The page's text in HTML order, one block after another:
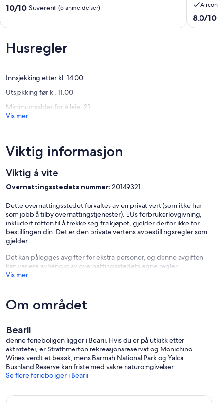
Melbourne
10.0
(5
anmeldelser)
10/10 Suverent (5 anmeldelser)
Fountain
Room
8.0
8,0/10
Husregler
Innsjekking etter kl. 14.00
Utsjekking før kl. 11.00
Minimumsalder for å leie: 21
Vis mer
Viktig informasjon
Viktig å vite
Overnattingsstedets nummer: 20149321
Dette overnattingsstedet forvaltes av en privat vert (som ikke har
som jobb å tilby overnattingstjenester). EUs forbrukerlovgivning,
inkludert retten til å trekke seg fra kjøpet, gjelder derfor ikke for
bestillingen din. Det er den private vertens avbestillingsregler som
gjelder.
Det kan pålegges avgifter for ekstra personer, og denne avgiften
kan variere avhengig av overnattingsstedets egne regler
Vis mer
Om området
Bearii
denne ferieboligen ligger i Bearii. Hvis du er på utkikk etter
aktiviteter, er Strathmerton rekreasjonsreservat og Monichino
Wines verdt et besøk, mens Barmah National Park og Yalca
Bushland Reserve kan friste med vakre naturomgivelser.
Se flere ferieboliger i Bearii